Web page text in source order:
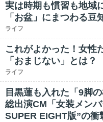
実は時期も慣習も地域
「お盆」にまつわる豆
ライフ
これがよかった！女性
「おまじない」とは？
ライフ
目黒蓮も入れた「9脚
総出演CM「女装メン
SUPER EIGHT版”の衝